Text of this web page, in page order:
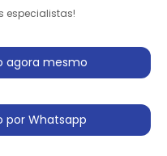
especialistas!
agora mesmo
por Whatsapp